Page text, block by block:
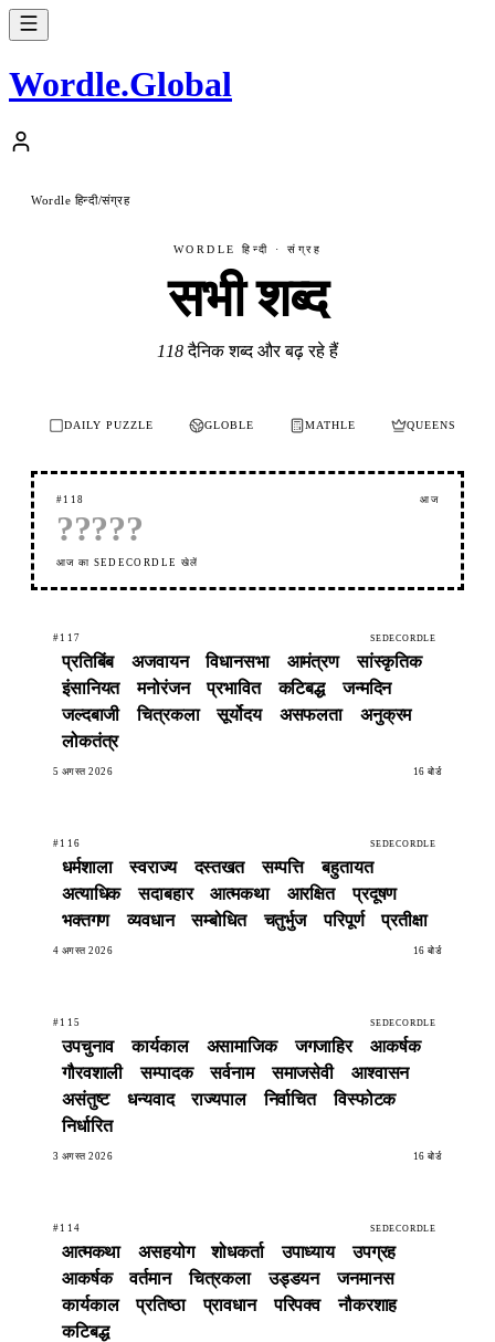
Wordle.Global
Wordle हिन्दी/संग्रह
WORDLE हिन्दी · संग्रह
सभी शब्द
118दैनिक शब्द और बढ़ रहे हैं
DAILY PUZZLE GLOBLE MATHLE QUEENS
#118 आज
?????
आज का SEDECORDLE खेलें
#117 SEDECORDLE
प्रतिबिंब अजवायन विधानसभा आमंत्रण
सांस्कृतिक
इंसानियत
मनोरंजन प्रभावित कटिबद्ध
जन्मदिन
जल्दबाजी
चित्रकला सूर्योदय असफलता
अनुक्रम
लोकतंत्र
5 अगस्त 2026 16 बोर्ड
#116 SEDECORDLE
धर्मशाला स्वराज्य दस्तखत सम्पत्ति
बहुतायत
अत्याधिक
सदाबहार आत्मकथा आरक्षित
प्रदूषण
भक्तगण
व्यवधान सम्बोधित चतुर्भुज परिपूर्ण प्रतीक्षा
4 अगस्त 2026 16 बोर्ड
#115 SEDECORDLE
उपचुनाव कार्यकाल असामाजिक जगजाहिर
आकर्षक
गौरवशाली
सम्पादक सर्वनाम समाजसेवी
आश्वासन
असंतुष्ट
धन्यवाद राज्यपाल निर्वाचित
विस्फोटक
निर्धारित
3 अगस्त 2026 16 बोर्ड
#114 SEDECORDLE
आत्मकथा असहयोग शोधकर्ता उपाध्याय
उपग्रह
आकर्षक
वर्तमान चित्रकला उड्डयन
जनमानस
कार्यकाल
प्रतिष्ठा प्रावधान परिपक्व
नौकरशाह
कटिबद्ध